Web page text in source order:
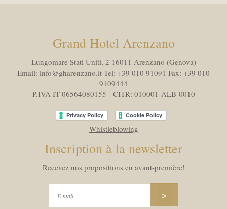
Grand Hotel Arenzano
Lungomare Stati Uniti, 2 16011 Arenzano (Genova)
Email: info@gharenzano.it Tel: +39 010 91091 Fax: +39 010
9109444
P.IVA IT 06564080155 - CITR: 010001-ALB-0010
Whistleblowing
Inscription à la newsletter
Recevez nos propositions en avant-première!
>